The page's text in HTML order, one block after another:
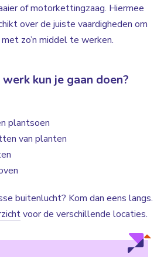
of motorkettingzaag. Hiermee
over de juiste vaardigheden om
zo’n middel te werken.
werk kun je gaan doen?
plantsoen
van planten
buitenlucht? Kom dan eens langs.
voor de verschillende locaties.